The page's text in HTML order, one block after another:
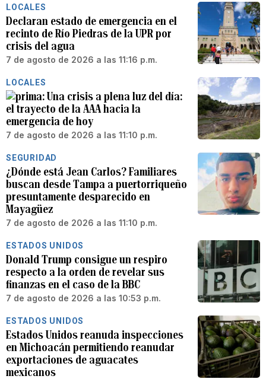
LOCALES
Declaran estado de emergencia en el
recinto de Río Piedras de la UPR por
crisis del agua
7 de agosto de 2026 a las 11:16 p.m.
LOCALES
Una crisis a plena luz del día:
el trayecto de la AAA hacia la
emergencia de hoy
7 de agosto de 2026 a las 11:10 p.m.
SEGURIDAD
¿Dónde está Jean Carlos? Familiares
buscan desde Tampa a puertorriqueño
presuntamente desparecido en
Mayagüez
7 de agosto de 2026 a las 11:10 p.m.
ESTADOS UNIDOS
Donald Trump consigue un respiro
respecto a la orden de revelar sus
finanzas en el caso de la BBC
7 de agosto de 2026 a las 10:53 p.m.
ESTADOS UNIDOS
Estados Unidos reanuda inspecciones
en Michoacán permitiendo reanudar
exportaciones de aguacates
mexicanos